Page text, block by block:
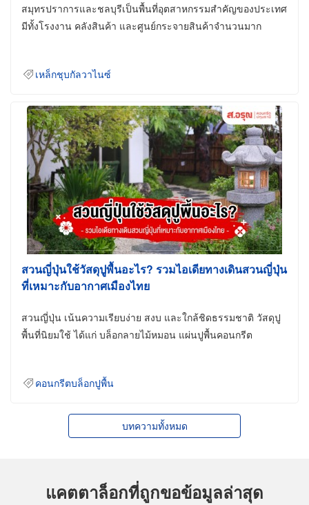
สมุทรปราการและชลบุรีเป็นพื้นที่อุตสาหกรรมสำคัญของประเทศ
มีทั้งโรงงาน คลังสินค้า และศูนย์กระจายสินค้าจำนวนมาก
เหล็กชุบกัลวาไนซ์
สวนญี่ปุ่นใช้วัสดุปูพื้นอะไร? รวมไอเดียทางเดินสวนญี่ปุ่น
ที่เหมาะกับอากาศเมืองไทย
สวนญี่ปุ่น เน้นความเรียบง่าย สงบ และใกล้ชิดธรรมชาติ วัสดุปู
พื้นที่นิยมใช้ ได้แก่ บล็อกลายไม้หมอน แผ่นปูพื้นคอนกรีต
คอนกรีตบล็อกปูพื้น
บทความทั้งหมด
แคตตาล็อกที่ถูกขอข้อมูลล่าสุด